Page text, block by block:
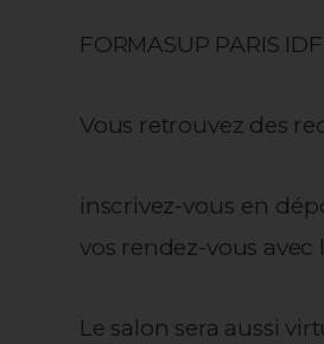
FORMASUP PARIS
Vous retrouvez des
inscrivez-vous en
vos rendez-vous
Le salon sera aussi